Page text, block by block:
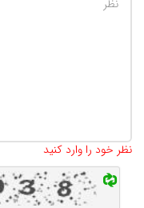
نظر خود را وارد کنید